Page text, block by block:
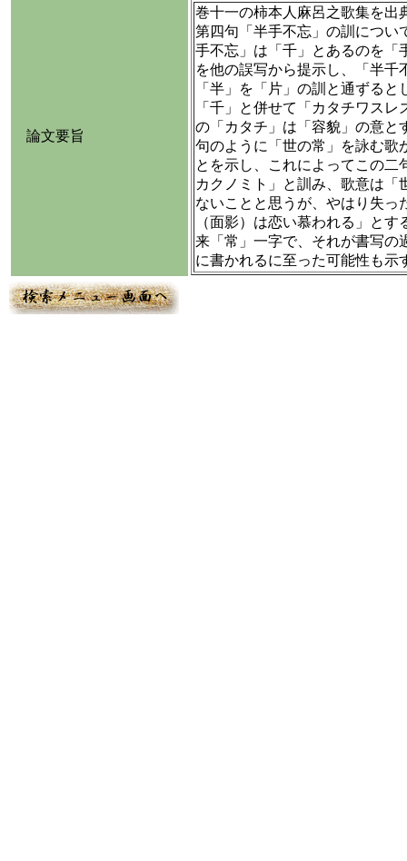
論文要旨
巻十一の柿本人麻呂之歌集を出
第四句「半手不忘」の訓につい
手不忘」は「千」とあるのを「
を他の誤写から提示し、「半千
「半」を「片」の訓と通ずる
「千」と併せて「カタチワス
の「カタチ」は「容貌」の意と
句のように「世の常」を詠む歌
とを示し、これによってこの二
カクノミト」と訓み、歌意は「
ないことと思うが、やはり失っ
（面影）は恋い慕われる」と
来「常」一字で、それが書写の
に書かれるに至った可能性も示